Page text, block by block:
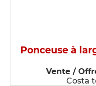
Ponceuse à
Vente /
Costa